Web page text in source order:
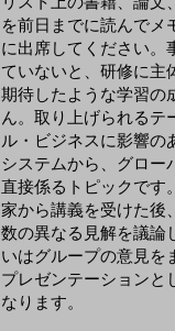
を前日までに読んでメ
に出席してください。
ていないと、研修に主
期待したような学習の
ん。取り上げられるテ
ル・ビジネスに影響の
システムから、グロー
直接係るトピックです
家から講義を受けた後
数の異なる見解を議論
いはグループの意見を
プレゼンテーションと
なります。